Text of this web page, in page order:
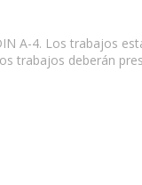
A-4. Los trabajos
trabajos deberán